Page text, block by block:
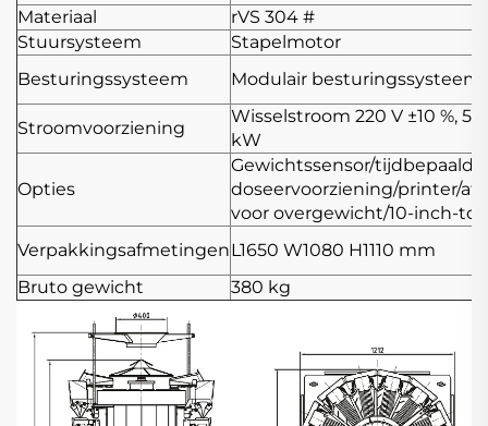
Materiaal
rVS 304 #
Stuursysteem
Stapelmotor
Besturingssysteem
Modulair besturingssysteem
Stroomvoorziening
Wisselstroom 220 V ±10 %, 50
kW
Opties
Gewichtssensor/tijdbepaalde
doseervoorziening/printer/
voor overgewicht/10-inch-
VerpakkingsafmetingenL1650 W1080 H1110 mm
Bruto gewicht
380 kg